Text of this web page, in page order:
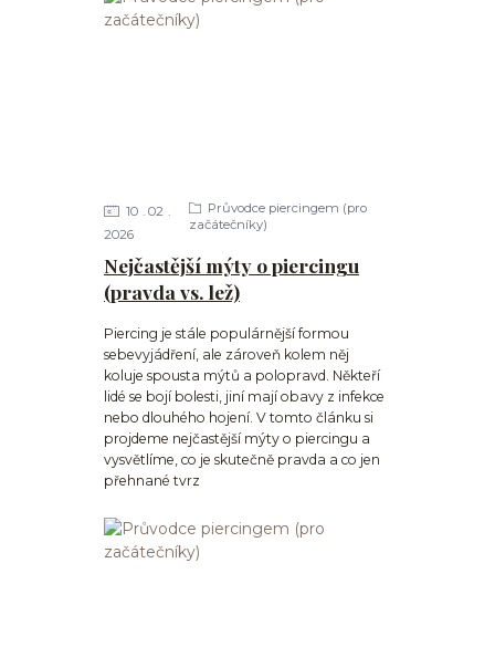
Nejčastější mýty o piercingu
(pravda vs. lež)
10
02
2026
Průvodce piercingem (pro
začátečníky)
Piercing je stále populárnější formou
sebevyjádření, ale zároveň kolem něj
koluje spousta mýtů a polopravd. Někteří
lidé se bojí bolesti, jiní mají obavy z infekce
nebo dlouhého hojení. V tomto článku si
projdeme nejčastější mýty o piercingu a
vysvětlíme, co je skutečně pravda a co jen
přehnané tvrz